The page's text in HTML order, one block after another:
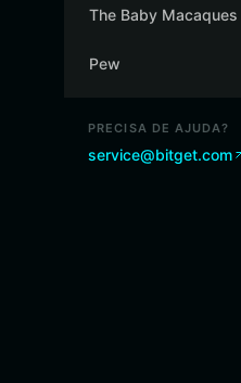
The Baby Macaques
Pew
PRECISA DE AJUDA?
service@bitget.com